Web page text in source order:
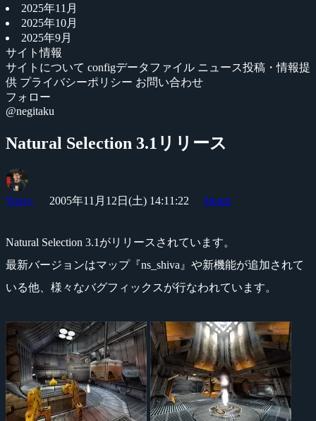
2025年11月
2025年10月
2025年9月
サイト情報
サイトについて configデータファイル ニュース投稿・情報提
供 プライバシーポリシー お問い合わせ
フォロー
@negitaku
Natural Selection 3.1リリース
Yossy 2005年11月12日(土) 14:11:22 Steam
Natural Selection 3.1がリリースされています。
最新バージョンはマップ『ns_shiva』や新機能が追加されて
いる他、様々なバグフィックスが行なわれています。